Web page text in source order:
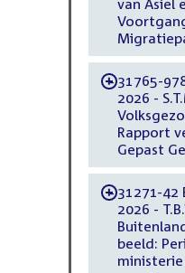
van Asiel
-31765-
2026 -
Rapport
Gepast
-31271-42
2026 -
beeld:
ministerie